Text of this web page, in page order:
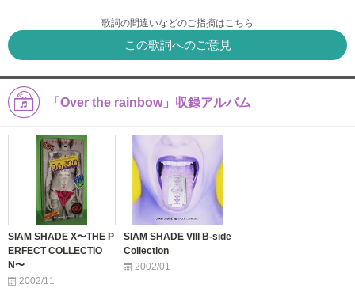
歌詞の間違いなどのご指摘はこちら
この歌詞へのご意見
「Over the rainbow」収録アルバム
SIAM SHADE X〜THE P
ERFECT COLLECTIO
N〜
2002/11
SIAM SHADE VIII B-side
Collection
2002/01